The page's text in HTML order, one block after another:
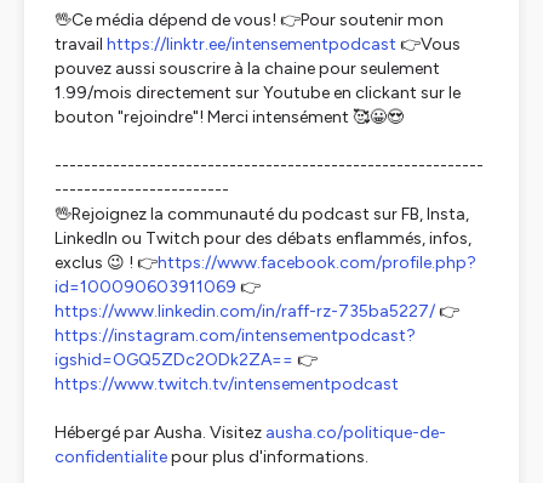
🖖Ce média dépend de vous! 👉Pour soutenir mon
travail https://linktr.ee/intensementpodcast 👉Vous
pouvez aussi souscrire à la chaine pour seulement
1.99/mois directement sur Youtube en clickant sur le
bouton "rejoindre"! Merci intensément 🥰😀😍
-----------------------------------------------------------
------------------------
🖖Rejoignez la communauté du podcast sur FB, Insta,
LinkedIn ou Twitch pour des débats enflammés, infos,
exclus 😉 ! 👉https://www.facebook.com/profile.php?
id=100090603911069 👉
https://www.linkedin.com/in/raff-rz-735ba5227/👉
https://instagram.com/intensementpodcast?
igshid=OGQ5ZDc2ODk2ZA== 👉
https://www.twitch.tv/intensementpodcast
Hébergé par Ausha. Visitez ausha.co/politique-de-
confidentialitepour plus d'informations.